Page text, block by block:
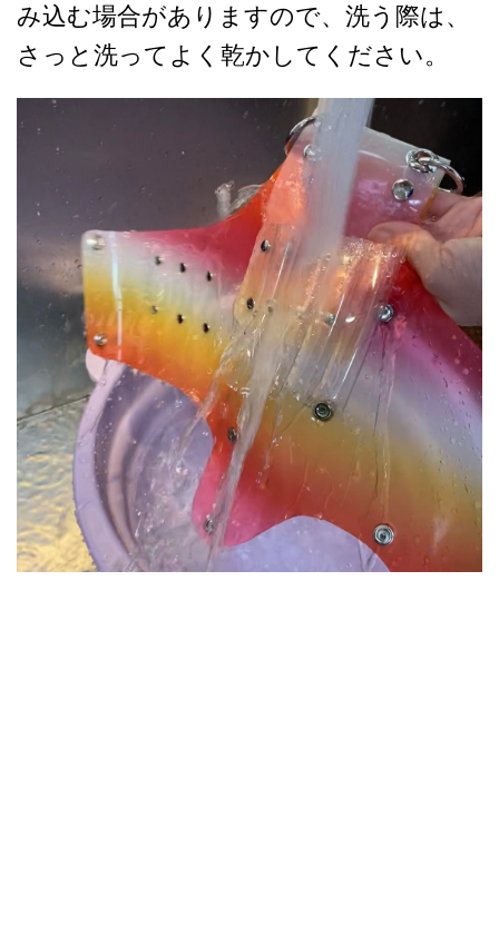
み込む場合がありますので、洗う際は、
さっと洗ってよく乾かしてください。